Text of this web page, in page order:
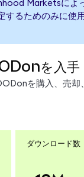
Marketsによ
するためのみに使
を入手
を購入、売却
ダウンロード数